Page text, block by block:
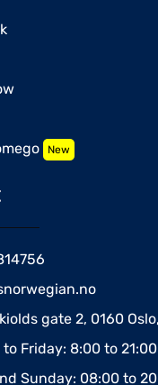
New
gate 2, 0160
to Friday: 8:00 to 21:00
Sunday: 08:00 to